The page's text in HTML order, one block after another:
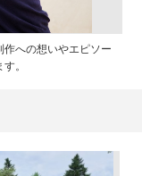
への想いやエピソー
。